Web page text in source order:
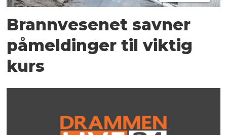
Brannvesenet savner
påmeldinger til viktig
kurs